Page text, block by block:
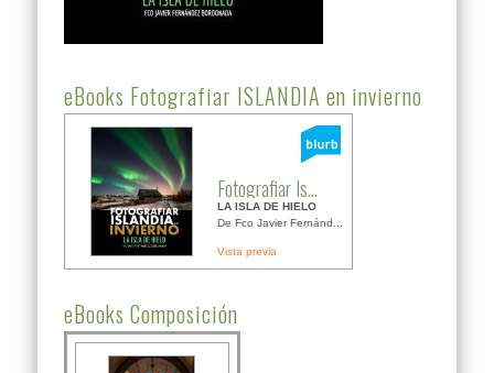
eBooks Fotografiar ISLANDIA en invierno
Fotografiar Is...
LA ISLA DE HIELO
De Fco Javier Fernánd...
Vista previa
eBooks Composición